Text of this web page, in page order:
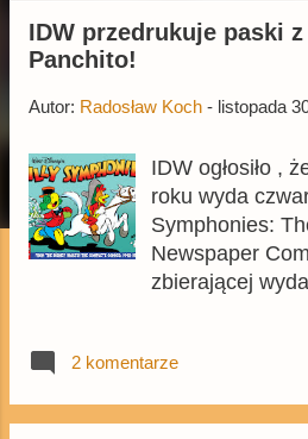
IDW przedrukuje paski
Panchito!
Autor: Radosław Koch - listopada
IDW ogłosiło ,
roku wyda
Symphonies:
Newspaper
zbierającej
najczęściej
, lecz nie tylko.
2 komentarze